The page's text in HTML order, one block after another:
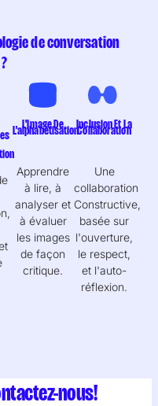
de conversation
L'Image De
L'alphabétisation
Apprendre
à lire, à
analyser et
à évaluer
les images
de façon
critique.
Inclusion Et La
Collaboration
Une
collaboration
Constructive,
basée sur
l'ouverture,
le respect,
et l'auto-
réflexion.
nous!